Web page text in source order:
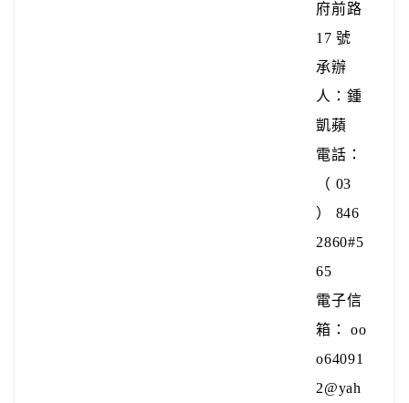
府前路
17 號
承辦
人：鍾
凱蘋
電話：
（ 03
） 846
2860#5
65
電子信
箱： oo
o64091
2@yah